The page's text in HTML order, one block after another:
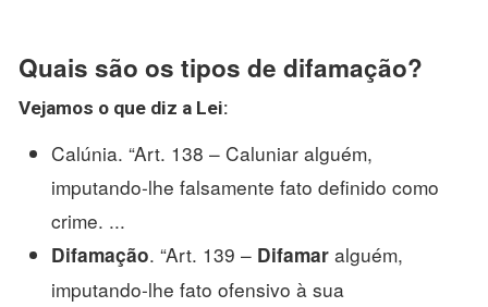
Quais são os tipos de difamação?
Vejamos o que diz a Lei:
Calúnia. “Art. 138 – Caluniar alguém,
imputando-lhe falsamente fato definido como
crime. ...
Difamação. “Art. 139 – Difamar alguém,
imputando-lhe fato ofensivo à sua